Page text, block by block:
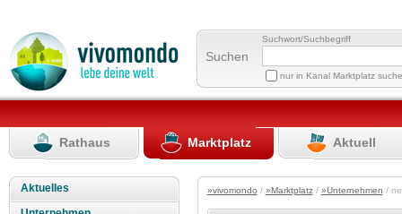
Suchen
Suchwort/Suchbegriff
nur in Kanal Marktplatz
Rathaus Marktplatz Aktuell
Aktuelles
»vivomondo / »Marktplatz/ »Unternehmen /